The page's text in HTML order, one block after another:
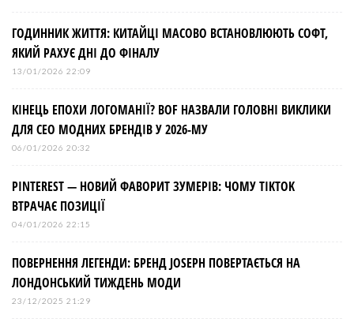
ГОДИННИК ЖИТТЯ: КИТАЙЦІ МАСОВО ВСТАНОВЛЮЮТЬ СОФТ,
ЯКИЙ РАХУЄ ДНІ ДО ФІНАЛУ
13/01/2026 22:09
КІНЕЦЬ ЕПОХИ ЛОГОМАНІЇ? BOF НАЗВАЛИ ГОЛОВНІ ВИКЛИКИ
ДЛЯ СЕО МОДНИХ БРЕНДІВ У 2026-МУ
06/01/2026 20:32
PINTEREST — НОВИЙ ФАВОРИТ ЗУМЕРІВ: ЧОМУ TIKTOK
ВТРАЧАЄ ПОЗИЦІЇ
04/01/2026 22:15
ПОВЕРНЕННЯ ЛЕГЕНДИ: БРЕНД JOSEPH ПОВЕРТАЄТЬСЯ НА
ЛОНДОНСЬКИЙ ТИЖДЕНЬ МОДИ
23/12/2025 21:29